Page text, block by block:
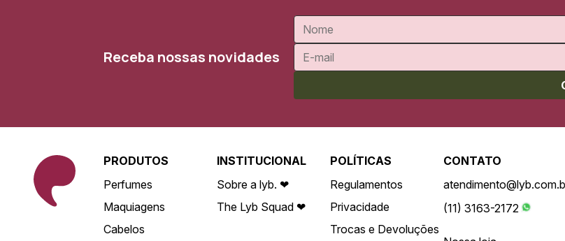
Receba nossas novidades
PRODUTOS
Perfumes
Maquiagens
Cabelos
INSTITUCIONAL
Sobre a lyb. ❤
The Lyb Squad ❤
POLÍTICAS
Regulamentos
Privacidade
Trocas e Devoluções
CONTATO
(11) 3163-2172